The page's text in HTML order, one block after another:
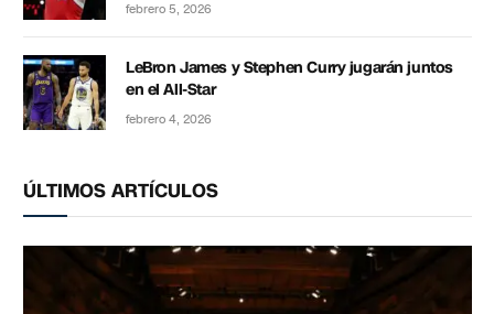
febrero 5, 2026
LeBron James y Stephen Curry jugarán juntos
en el All-Star
febrero 4, 2026
ÚLTIMOS ARTÍCULOS